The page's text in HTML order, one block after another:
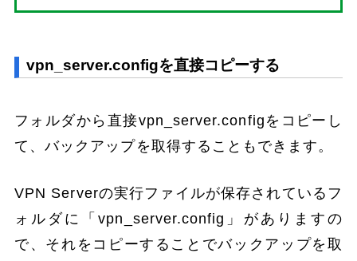
vpn_server.configを直接コピーする
フォルダから直接vpn_server.configをコピーし
て、バックアップを取得することもできます。
VPN Serverの実行ファイルが保存されているフ
ォルダに「vpn_server.config」がありますの
で、それをコピーすることでバックアップを取